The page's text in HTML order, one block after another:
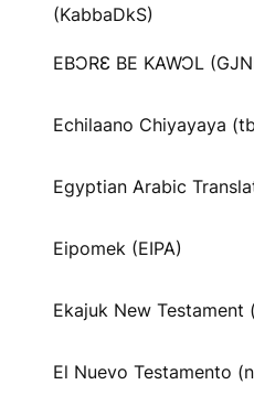
(KabbaDkS)
EBƆRƐ BE KAWƆL
Echilaano Chiyayaya
Egyptian Arabic
Eipomek (EIPA)
Ekajuk New Testament
El Nuevo Testamento